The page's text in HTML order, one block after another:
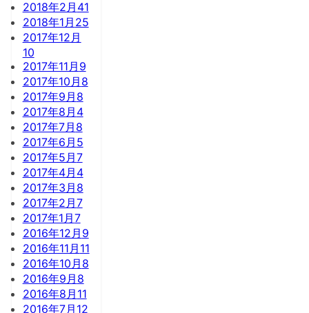
2018年2月 41
2018年1月 25
2017年12月
10
2017年11月 9
2017年10月 8
2017年9月 8
2017年8月 4
2017年7月 8
2017年6月 5
2017年5月7
2017年4月 4
2017年3月 8
2017年2月7
2017年1月7
2016年12月 9
2016年11月 11
2016年10月 8
2016年9月 8
2016年8月 11
2016年7月 12